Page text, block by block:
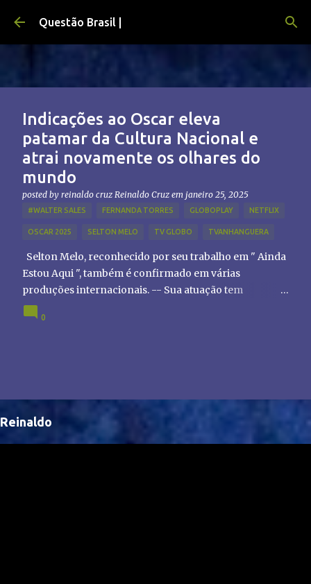
Pular para o conteúdo principal
Questão Brasil |
Indicações ao Oscar eleva
patamar da Cultura Nacional e
atrai novamente os olhares do
mundo
posted by reinaldo cruz Reinaldo Cruz em janeiro 25, 2025
#WALTER SALES FERNANDA TORRES GLOBOPLAY NETFLIX
OSCAR 2025 SELTON MELO TV GLOBO TVANHANGUERA
Selton Melo, reconhecido por seu trabalho em " Ainda
Estou Aqui ", também é confirmado em várias
produções internacionais. -- Sua atuação tem
chamado atenção de diretores e produtores fora do
Brasil, abrindo portas para novas oportunidades no
0
Reinaldo